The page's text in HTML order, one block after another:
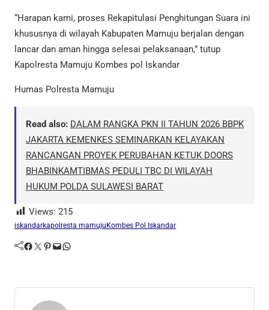
“Harapan kami, proses Rekapitulasi Penghitungan Suara ini
khususnya di wilayah Kabupaten Mamuju berjalan dengan
lancar dan aman hingga selesai pelaksanaan,” tutup
Kapolresta Mamuju Kombes pol Iskandar
Humas Polresta Mamuju
Read also: DALAM RANGKA PKN II TAHUN 2026 BBPK
JAKARTA KEMENKES SEMINARKAN KELAYAKAN
RANCANGAN PROYEK PERUBAHAN KETUK DOORS
BHABINKAMTIBMAS PEDULI TBC DI WILAYAH
HUKUM POLDA SULAWESI BARAT
Views: 215
iskandarkapolresta mamujuKombes Pol Iskandar
Facebook Twitter Pinterest Mail WhatsApp